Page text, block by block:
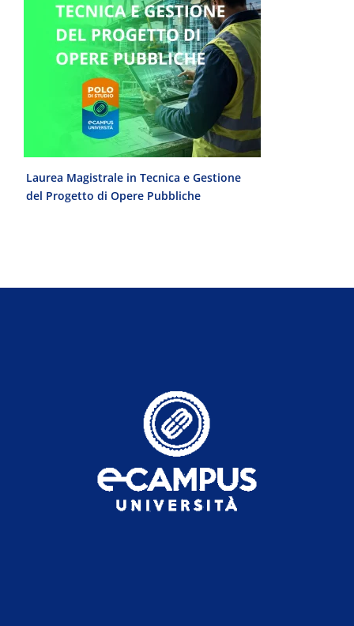
Laurea Magistrale in Tecnica e Gestione
del Progetto di Opere Pubbliche